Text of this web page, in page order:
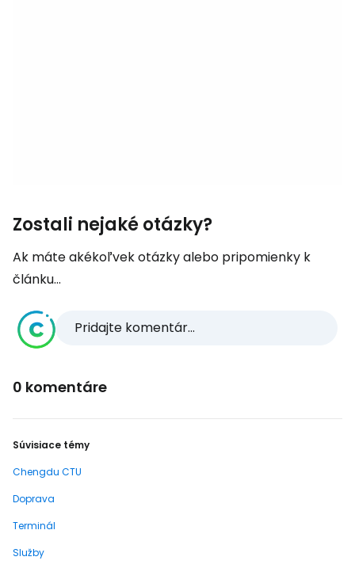
Zostali nejaké otázky?
Ak máte akékoľvek otázky alebo pripomienky k
článku...
Pridajte komentár...
0 komentáre
Súvisiace témy
Chengdu CTU
Doprava
Terminál
Služby